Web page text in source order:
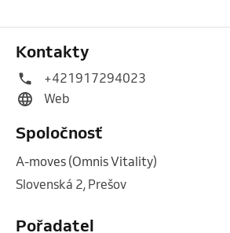
Kontakty
+421917294023
Web
Spoločnosť
A-moves (Omnis Vitality)
Slovenská 2, Prešov
Pořadatel